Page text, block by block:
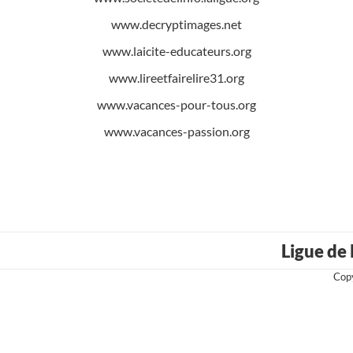
www.decryptimages.net
www.laicite-educateurs.org
www.lireetfairelire31.org
www.vacances-pour-tous.org
www.vacances-passion.org
Ligue